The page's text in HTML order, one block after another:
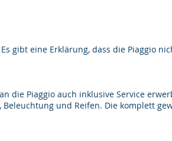
gibt eine Erklärung, dass die Piaggio
die Piaggio auch inklusive Service
und Reifen. Die komplett